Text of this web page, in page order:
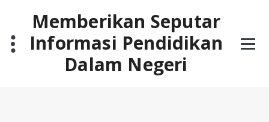
Memberikan Seputar
Informasi Pendidikan
Dalam Negeri